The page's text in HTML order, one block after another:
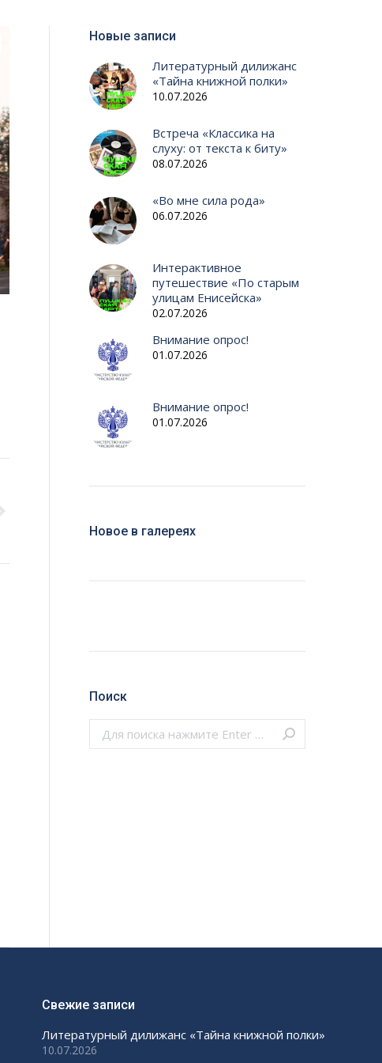
Новые записи
Литературный дилижанс
«Тайна книжной полки»
10.07.2026
Встреча «Классика на
слуху: от текста к биту»
08.07.2026
«Во мне сила рода»
06.07.2026
Интерактивное
путешествие «По старым
улицам Енисейска»
02.07.2026
Внимание опрос!
01.07.2026
Внимание опрос!
01.07.2026
Новое в галереях
Поиск
Свежие записи
Литературный дилижанс «Тайна книжной полки»
10.07.2026